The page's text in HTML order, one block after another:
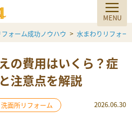
フォーム成功ノウハウ 水まわりリフォー
の費用はいくら？症
注意点を解説
洗面所リフォーム 2026.06.30